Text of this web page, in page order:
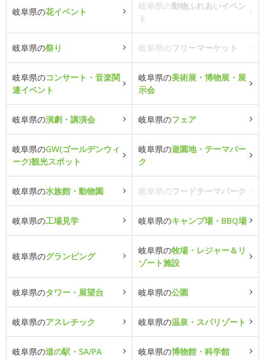
岐阜県の花イベント
岐阜県の動物ふれあいイベン
ト
岐阜県の祭り 岐阜県のフリーマーケット
岐阜県のコンサート・音楽関
連イベント
岐阜県の美術展・博物展・展
示会
岐阜県の演劇・講演会 岐阜県のフェア
岐阜県のGW(ゴールデンウィ
ーク)観光スポット
岐阜県の遊園地・テーマパー
ク
岐阜県の水族館・動物園 岐阜県のフードテーマパーク
岐阜県の工場見学 岐阜県のキャンプ場・BBQ場
岐阜県のグランピング
岐阜県の牧場・レジャー＆リ
ゾート施設
岐阜県のタワー・展望台 岐阜県の公園
岐阜県のアスレチック 岐阜県の温泉・スパリゾート
岐阜県の道の駅・SA/PA 岐阜県の博物館・科学館